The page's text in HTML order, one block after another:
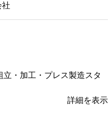
社
立・加工・プレス製造スタ
詳細を表示